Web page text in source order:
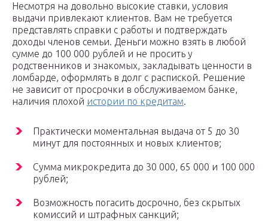
Несмотря на довольно высокие ставки, условия
выдачи привлекают клиентов. Вам не требуется
представлять справки с работы и подтверждать
доходы членов семьи. Деньги можно взять в любой
сумме до 100 000 рублей и не просить у
родственников и знакомых, закладывать ценности в
ломбарде, оформлять в долг с распиской. Решение
не зависит от просрочки в обслуживаемом банке,
наличия плохой истории по кредитам.
Практически моментальная выдача от 5 до 30
минут для постоянных и новых клиентов;
Сумма микрокредита до 30 000, 65 000 и 100 000
рублей;
Возможность погасить досрочно, без скрытых
комиссий и штрафных санкций;